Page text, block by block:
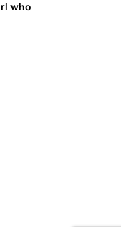
who